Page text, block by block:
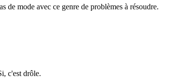
de mode avec ce genre de problèmes à résoudre.
c'est drôle.